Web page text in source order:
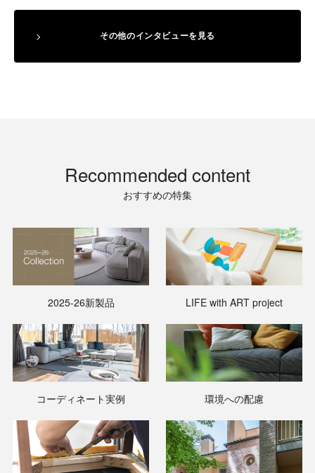
その他のインタビューを見る
Recommended content
おすすめの特集
2025-26新製品 LIFE with ART project
コーディネート実例 環境への配慮